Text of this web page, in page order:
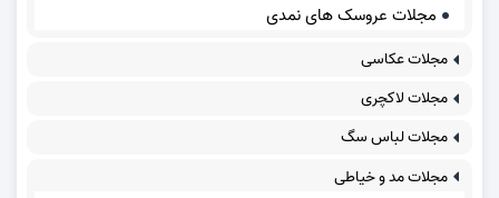
مجلات عروسک های نمدی
مجلات عکاسی
مجلات لاکچری
مجلات لباس سگ
مجلات مد و خیاطی